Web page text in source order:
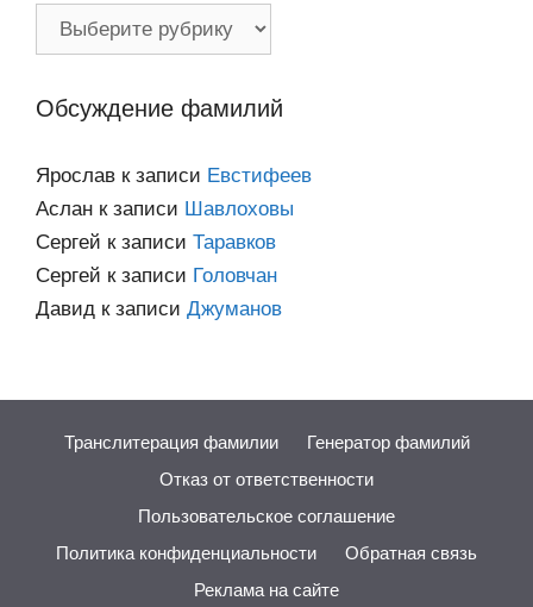
Обсуждение фамилий
Ярослав к записи Евстифеев
Аслан к записи Шавлоховы
Сергей к записи Таравков
Сергей к записи Головчан
Давид к записи Джуманов
Транслитерация фамилии
Генератор фамилий
Отказ от ответственности
Пользовательское соглашение
Политика конфиденциальности
Обратная связь
Реклама на сайте